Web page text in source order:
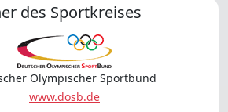
des Sportkreises
Olympischer Sportbund
www.dosb.de